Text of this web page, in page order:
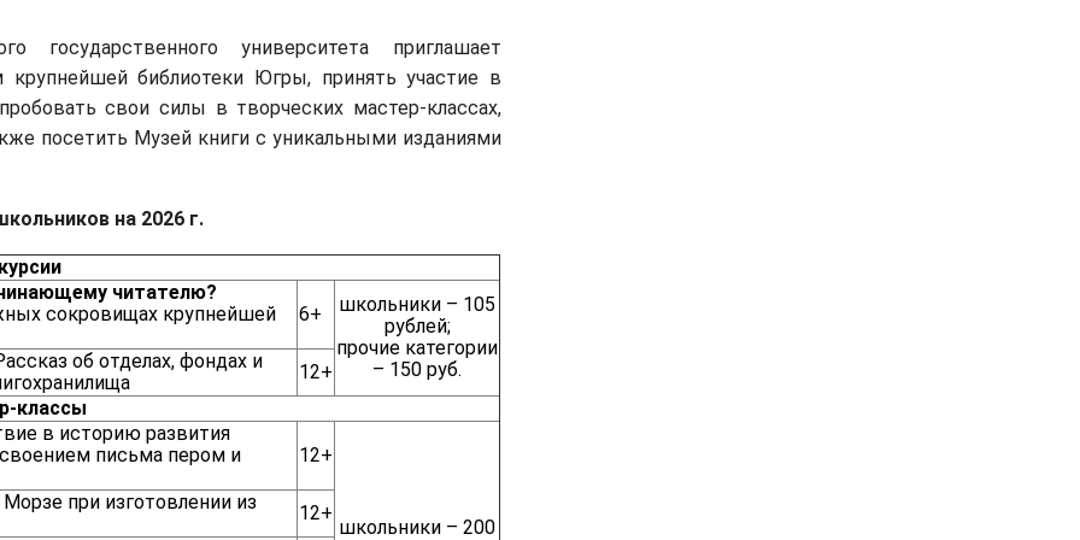
государственного университета приглашает
библиотеки Югры, принять участие в
свои силы в творческих мастер-классах,
посетить Музей книги с уникальными изданиями
на 2026 г.
читателю?
сокровищах крупнейшей
6+
школьники – 105
рублей;
прочие категории
– 150 руб.
об отделах, фондах и
12+
классы
в историю развития
письма пером и
12+
школьники – 200
при изготовлении из
12+